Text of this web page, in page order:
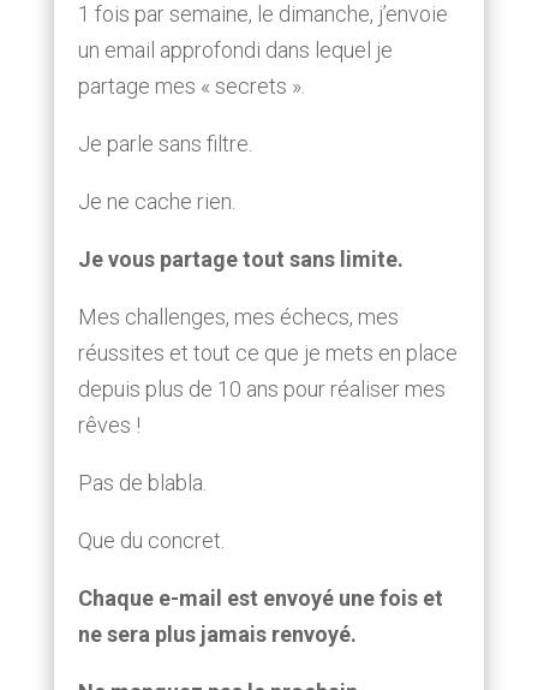
1 fois par semaine, le dimanche, j’envoie
un email approfondi dans lequel je
partage mes « secrets ».
Je parle sans filtre.
Je ne cache rien.
Je vous partage tout sans limite.
Mes challenges, mes échecs, mes
réussites et tout ce que je mets en place
depuis plus de 10 ans pour réaliser mes
rêves !
Pas de blabla.
Que du concret.
Chaque e-mail est envoyé une fois et
ne sera plus jamais renvoyé.